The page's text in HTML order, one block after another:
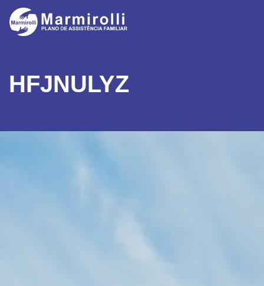
HFJNULYZ